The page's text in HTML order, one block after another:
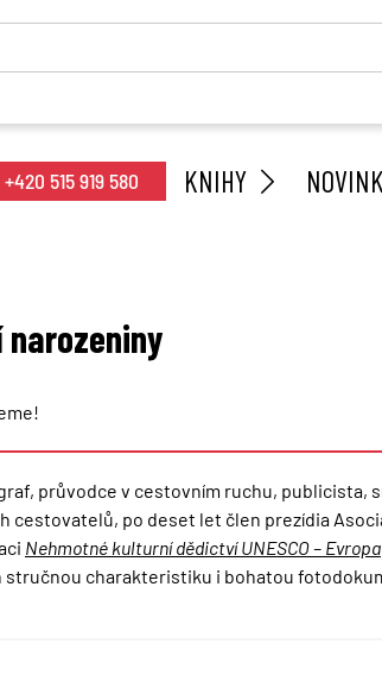
515 919 580 KNIHY
průvodce v cestovním ruchu,
cestovatelů, po deset let člen prezídia
Nehmotné kulturní dědictví UNESCO – Evropa
stručnou charakteristiku i bohatou